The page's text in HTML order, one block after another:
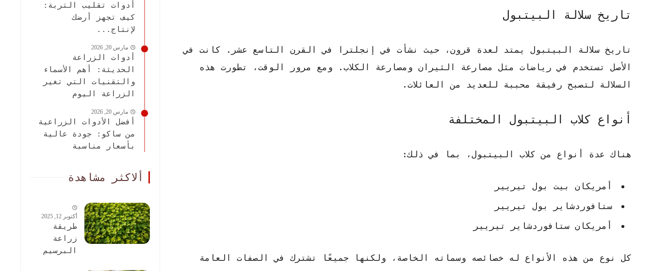
تاريخ سلالة البيتبول
تاريخ سلالة البيتبول يمتد لعدة قرون، حيث نشأت في إنجلترا في القرن التاسع عشر. كانت في
الأصل تستخدم في رياضات مثل مصارعة الثيران ومصارعة الكلاب. ومع مرور الوقت، تطورت هذه
السلالة لتصبح رفيقة محببة للعديد من العائلات.
أنواع كلاب البيتبول المختلفة
هناك عدة أنواع من كلاب البيتبول، بما في ذلك:
أمريكان بيت بول تيريير
ستافوردشاير بول تيريير
أمريكان ستافوردشاير تيريير
كل نوع من هذه الأنواع له خصائصه وسماته الخاصة، ولكنها جميعًا تشترك في الصفات العامة
أدوات تقليب التربة:
كيف تجهز أرضك
لإنتاج...
مارس 20, 2026
أدوات الزراعة
الحديثة: أهم الأسماء
والتقنيات التي تغير
الزراعة اليوم
مارس 20, 2026
أفضل الأدوات الزراعية
من ساكو: جودة عالية
بأسعار مناسبة
ألاكثر مشاهدة
أكتوبر 12, 2025
طريقة
زراعة
البرسيم